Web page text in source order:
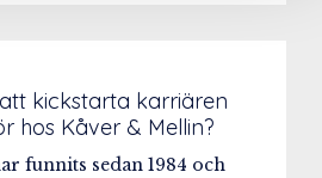
kickstarta karriären
hos Kåver & Mellin?
funnits sedan 1984 och